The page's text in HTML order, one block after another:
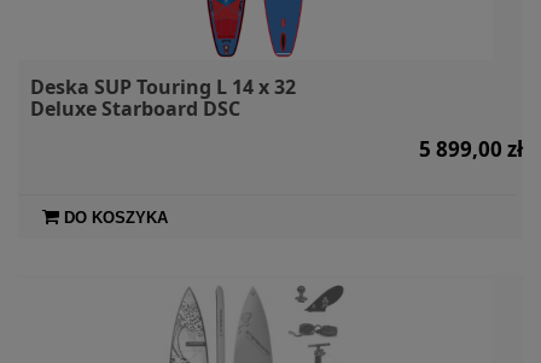
Deska SUP Touring L 14 x 32
Deluxe Starboard DSC
5 899,00 zł
DO KOSZYKA